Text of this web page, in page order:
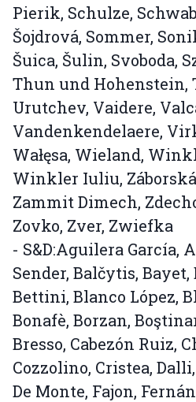
Pierik, Schulze,
Šojdrová, Sommer,
Šuica, Šulin, Svoboda,
Thun und Hohenstein,
Urutchev, Vaidere,
Vandenkendelaere,
Wałęsa, Wieland,
Winkler Iuliu,
Zammit Dimech,
Zovko, Zver, Zwiefka
- S&D:Aguilera García,
Sender, Balčytis, Bayet,
Bettini, Blanco López,
Bonafè, Borzan,
Bresso, Cabezón Ruiz,
Cozzolino, Cristea,
De Monte, Fajon,